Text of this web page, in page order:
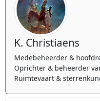
K. Christiaens
Medebeheerder &
Oprichter & beheerder
Ruimtevaart &